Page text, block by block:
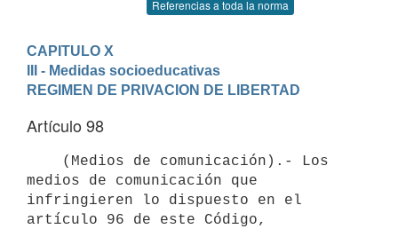
Referencias a toda la norma
CAPITULO X
III - Medidas socioeducativas
REGIMEN DE PRIVACION DE LIBERTAD
Artículo 98
medios de comunicación que
infringieren lo dispuesto en el
artículo 96 de este Código,